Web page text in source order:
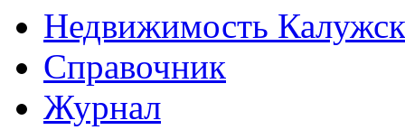
Недвижимость
Справочник
Журнал